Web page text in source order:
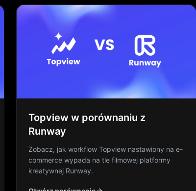
Topview w porównaniu z
Runway
Zobacz, jak workflow Topview nastawiony na e-
commerce wypada na tle filmowej platformy
kreatywnej Runway.